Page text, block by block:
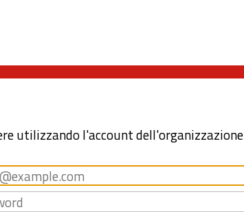
utilizzando l'account dell'organizzazione